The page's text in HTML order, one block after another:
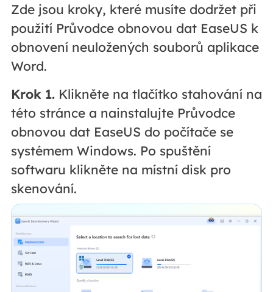
Zde jsou kroky, které musíte dodržet při
použití Průvodce obnovou dat EaseUS k
obnovení neuložených souborů aplikace
Word.
Krok 1.Klikněte na tlačítko stahování na
této stránce a nainstalujte Průvodce
obnovou dat EaseUS do počítače se
systémem Windows. Po spuštění
softwaru klikněte na místní disk pro
skenování.